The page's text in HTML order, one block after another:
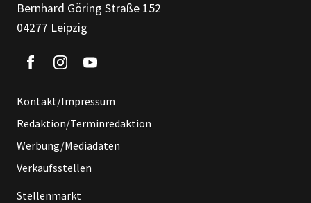
Bernhard Göring Straße 152
04277 Leipzig
Kontakt/Impressum
Redaktion/Terminredaktion
Werbung/Mediadaten
Verkaufsstellen
Stellenmarkt